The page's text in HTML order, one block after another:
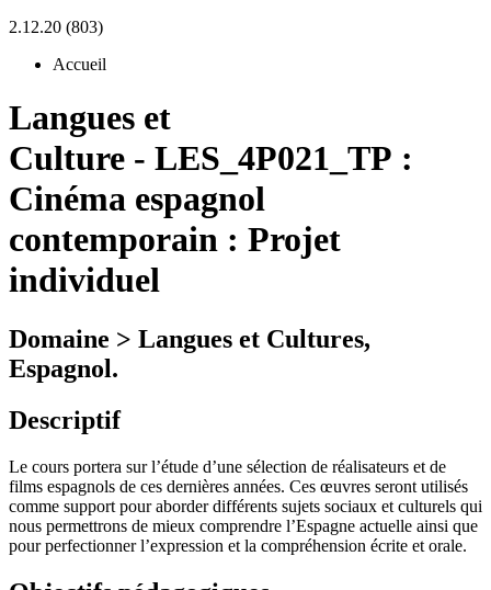
2.12.20 (803)
Accueil
Langues et
Culture - LES_4P021_TP :
Cinéma espagnol
contemporain : Projet
individuel
Domaine > Langues et Cultures,
Espagnol.
Descriptif
Le cours portera sur l’étude d’une sélection de réalisateurs et de
films espagnols de ces dernières années. Ces œuvres seront utilisés
comme support pour aborder différents sujets sociaux et culturels qui
nous permettrons de mieux comprendre l’Espagne actuelle ainsi que
pour perfectionner l’expression et la compréhension écrite et orale.